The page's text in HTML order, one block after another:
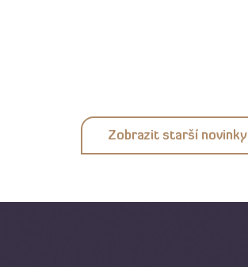
Zobrazit starší novinky